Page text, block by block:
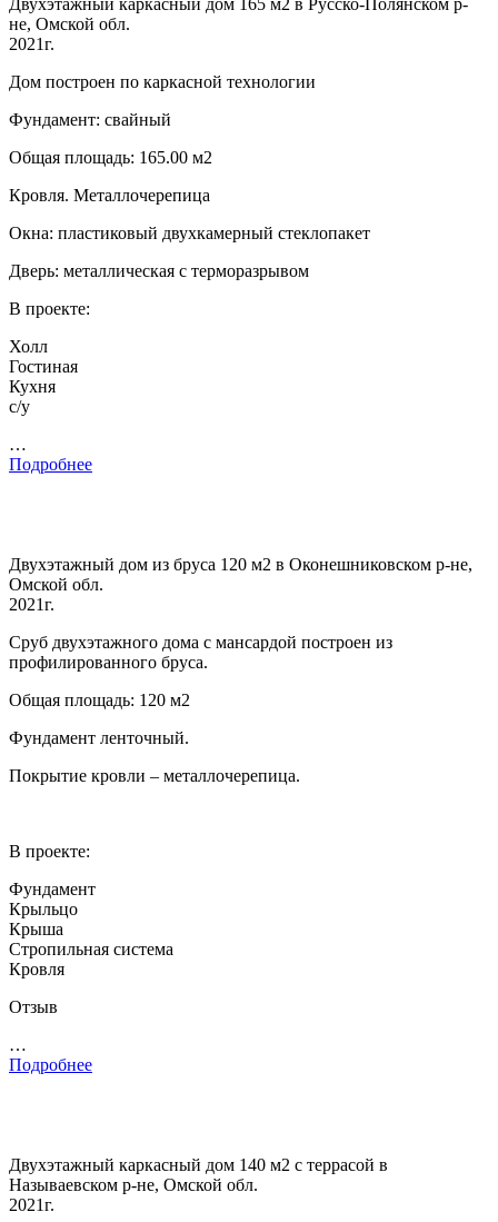
не, Омской обл.
2021г.
Дом построен по каркасной технологии
Фундамент: свайный
Общая площадь: 165.00 м2
Кровля. Металлочерепица
Окна: пластиковый двухкамерный стеклопакет
Дверь: металлическая с терморазрывом
В проекте:
Холл
Гостиная
Кухня
с/у
…
Подробнее
Двухэтажный дом из бруса 120 м2 в Оконешниковском р-не,
Омской обл.
2021г.
Сруб двухэтажного дома с мансардой построен из
профилированного бруса.
Общая площадь: 120 м2
Фундамент ленточный.
Покрытие кровли – металлочерепица.
В проекте:
Фундамент
Крыльцо
Крыша
Стропильная система
Кровля
Отзыв
…
Подробнее
Двухэтажный каркасный дом 140 м2 с террасой в
Называевском р-не, Омской обл.
2021г.